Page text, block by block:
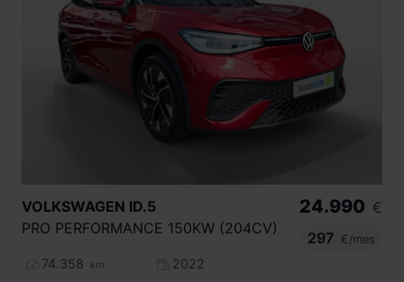
VOLKSWAGEN ID.5
PRO PERFORMANCE 150KW (204CV)
74.358 km
2022
24.990 €
297
€/mes